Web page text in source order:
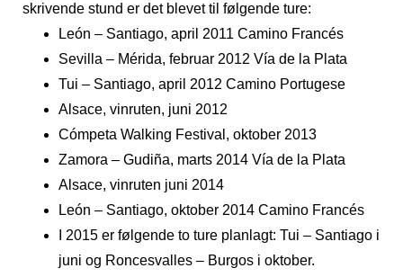
skrivende stund er det blevet til følgende ture:
León – Santiago, april 2011 Camino Francés
Sevilla – Mérida, februar 2012 Vía de la Plata
Tui – Santiago, april 2012 Camino Portugese
Alsace, vinruten, juni 2012
Cómpeta Walking Festival, oktober 2013
Zamora – Gudiña, marts 2014 Vía de la Plata
Alsace, vinruten juni 2014
León – Santiago, oktober 2014 Camino Francés
I 2015 er følgende to ture planlagt: Tui – Santiago i
juni og Roncesvalles – Burgos i oktober.